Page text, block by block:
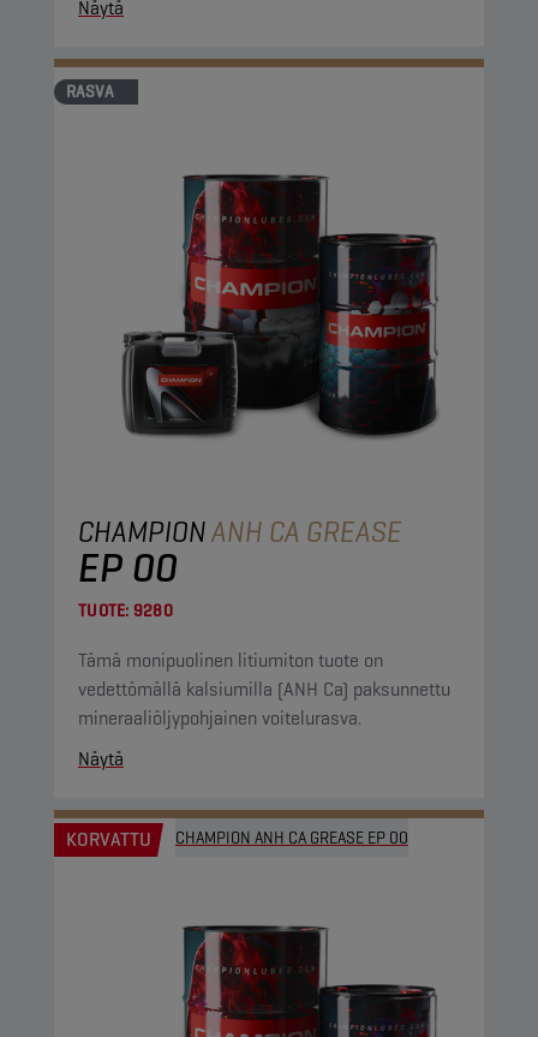
Näytä
RASVA
CHAMPIONANH CA GREASE
EP 00
TUOTE: 9280
Tämä monipuolinen litiumiton tuote on
vedettömällä kalsiumilla (ANH Ca) paksunnettu
mineraaliöljypohjainen voitelurasva.
Näytä
KORVATTU CHAMPION ANH CA GREASE EP 00